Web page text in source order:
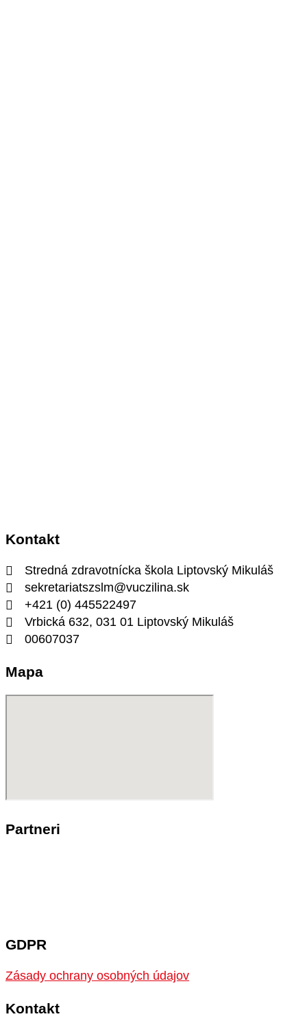
Kontakt
Stredná zdravotnícka škola Liptovský Mikuláš
sekretariatszslm@vuczilina.sk
+421 (0) 445522497
Vrbická 632, 031 01 Liptovský Mikuláš
00607037
Mapa
Partneri
GDPR
Zásady ochrany osobných údajov
Kontakt